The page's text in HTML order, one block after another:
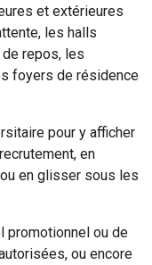
et extérieures
les halls
repos, les
foyers de résidence
pour y afficher
en
en glisser sous les
promotionnel ou de
ou encore